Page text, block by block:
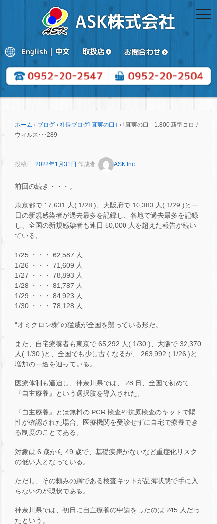
ホーム › ブログ › 社長ブログ｢真実の口｣ › ｢真実の口」1,800 新型コロナ
ウィルス･･･289
投稿日: 2022年1月31日 作成者: ASK Inc.
前回の続き・・・。
東京都で 17,631 人( 1/28 )、大阪府で 10,383 人( 1/29 )と一
日の新規感染者が過去最多を記録し、各地で過去最多を記録
し、全国の新規感染者も連日 50,000 人を超えた報告が続い
ている。
1/25 ・・・ 62,587 人
1/26 ・・・ 71,609 人
1/27 ・・・ 78,893 人
1/28 ・・・ 81,787 人
1/29 ・・・ 84,923 人
1/30 ・・・ 78,128 人
“オミクロン株”の猛威が全国を襲っている形だ。
また、自宅療養者も東京で 65,292 人( 1/30 )、大阪で 32,370
人( 1/30 )と、全国でも少し古くなるが、 263,992 ( 1/26 )と
増加の一途を辿っている。
医療体制も逼迫し、神奈川県では、 28 日、全国で初めて
『自主療養』という選択肢を導入された。
『自主療養』とは無料の PCR 検査や抗原検査のキットで陽
性が確認された場合、医療機関を受診せずに自宅で療養でき
る制度のことである。
対象は 6 歳から 49 歳で、基礎疾患がないなど重症化リスク
の低い人となっている。
ただし、その頼みの綱である検査キットが品薄状態で手に入
らないのが現状である。
神奈川県では、初日に自主療養の申請をしたのは 245 人だっ
たという。